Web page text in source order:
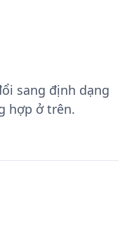
sang định dạng
hợp ở trên.